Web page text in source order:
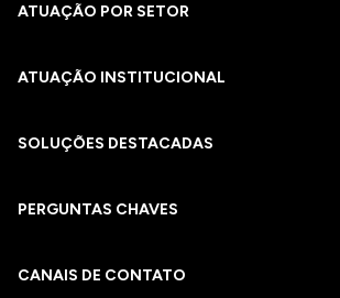
ATUAÇÃO POR SETOR
ATUAÇÃO INSTITUCIONAL
SOLUÇÕES DESTACADAS
PERGUNTAS CHAVES​
CANAIS DE CONTATO